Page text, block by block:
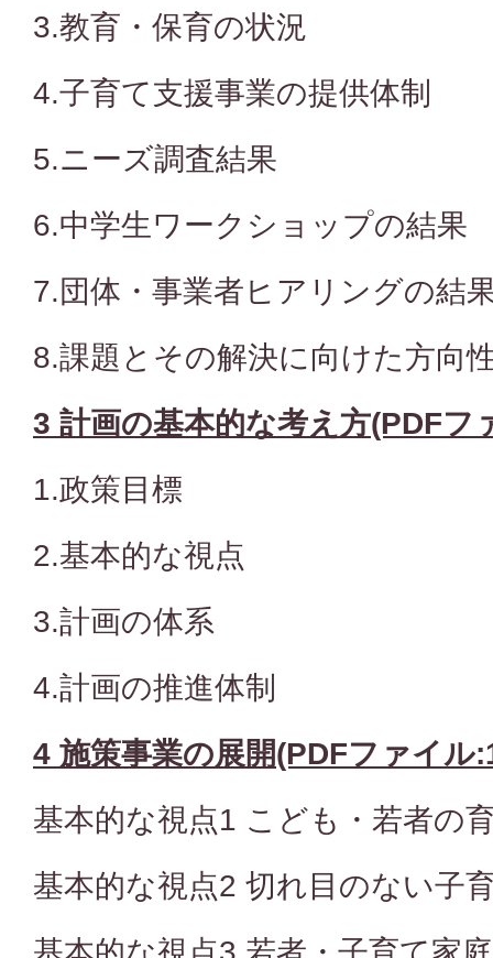
3.教育・保育の状況
4.子育て支援事業の提供体制
5.ニーズ調査結果
6.中学生ワークショップの結果
7.団体・事業者ヒアリングの結
8.課題とその解決に向けた方向
3 計画の基本的な考え方(PDFフ
1.政策目標
2.基本的な視点
3.計画の体系
4.計画の推進体制
4 施策事業の展開(PDFファイル
基本的な視点1 こども・若者の
基本的な視点2 切れ目のない子